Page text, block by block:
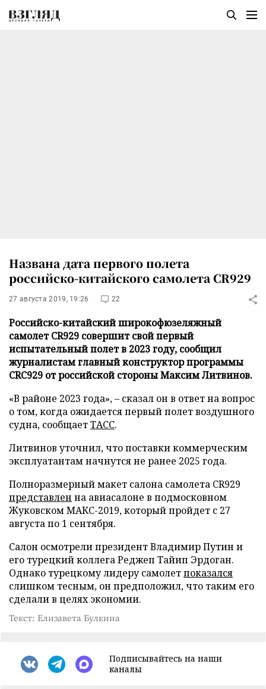
Названа дата первого полета
российско-китайского самолета CR929
27 августа 2019, 19:26 22
Российско-китайский широкофюзеляжный
самолет CR929 совершит свой первый
испытательный полет в 2023 году, сообщил
журналистам главный конструктор программы
CRC929 от российской стороны Максим Литвинов.
«В районе 2023 года», – сказал он в ответ на вопрос
о том, когда ожидается первый полет воздушного
судна, сообщаетТАСС.
Литвинов уточнил, что поставки коммерческим
эксплуатантам начнутся не ранее 2025 года.
Полноразмерный макет салона самолета CR929
представлен на авиасалоне в подмосковном
Жуковском МАКС-2019, который пройдет с 27
августа по 1 сентября.
Салон осмотрели президент Владимир Путин и
его турецкий коллега Реджеп Тайип Эрдоган.
Однако турецкому лидеру самолетпоказался
слишком тесным, он предположил, что таким его
сделали в целях экономии.
Текст: Елизавета Булкина
Подписывайтесь на наши
каналы